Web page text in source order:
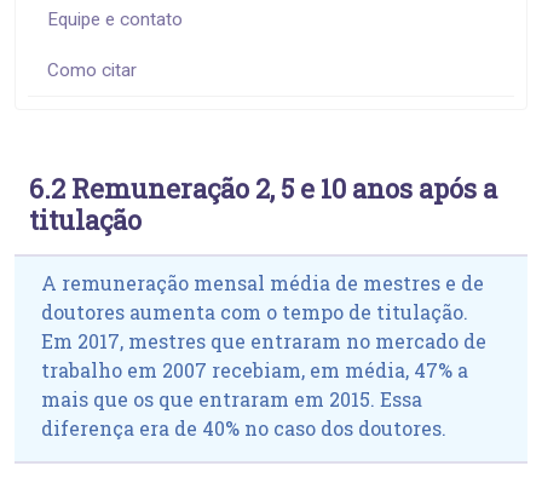
Equipe e contato
Como citar
6.2 Remuneração 2, 5 e 10 anos após a
titulação
A remuneração mensal média de mestres e de
doutores aumenta com o tempo de titulação.
Em 2017, mestres que entraram no mercado de
trabalho em 2007 recebiam, em média, 47% a
mais que os que entraram em 2015. Essa
diferença era de 40% no caso dos doutores.